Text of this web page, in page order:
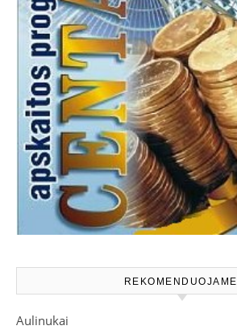
REKOMENDUOJAME
Aulinukai